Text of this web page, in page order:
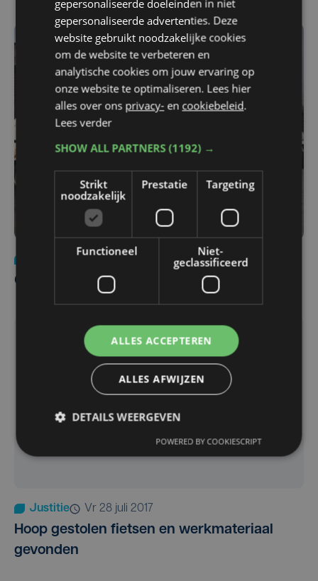
ma 21 augustus 2017
Onbekenden maken werfmateriaal buit
Justitie vr 28 juli 2017
Hoop gestolen fietsen en werkmateriaal
gevonden
gepersonaliseerde doeleinden in niet
gepersonaliseerde advertenties. Deze
website gebruikt noodzakelijke cookies
om de website te verbeteren en
analytische cookies om jouw ervaring op
onze website te optimaliseren. Lees hier
alles over ons privacy- en cookiebeleid.
Lees verder
SHOW ALL PARTNERS(1192) →
Strikt
noodzakelijk
Prestatie Targeting
Functioneel
Niet-
geclassificeerd
ALLES ACCEPTEREN
ALLES AFWIJZEN
DETAILS WEERGEVEN
POWERED BY COOKIESCRIPT